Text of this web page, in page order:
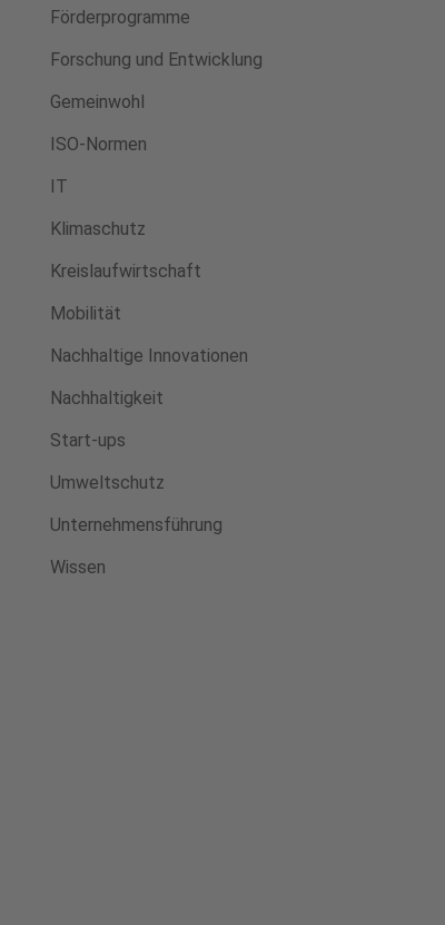
Förderprogramme
Forschung und Entwicklung
Gemeinwohl
ISO-Normen
IT
Klimaschutz
Kreislaufwirtschaft
Mobilität
Nachhaltige Innovationen
Nachhaltigkeit
Start-ups
Umweltschutz
Unternehmensführung
Wissen